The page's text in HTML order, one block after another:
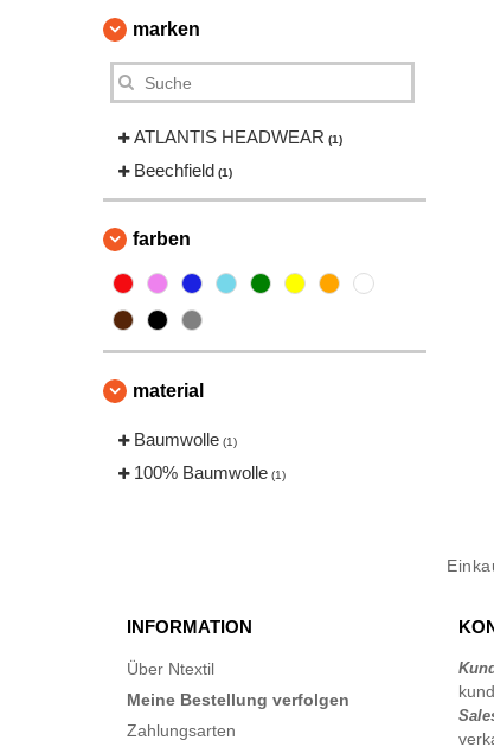
marken
ATLANTIS HEADWEAR (1)
Beechfield (1)
farben
material
Baumwolle (1)
100% Baumwolle (1)
INFORMATION
Über Ntextil
Meine Bestellung verfolgen
Zahlungsarten